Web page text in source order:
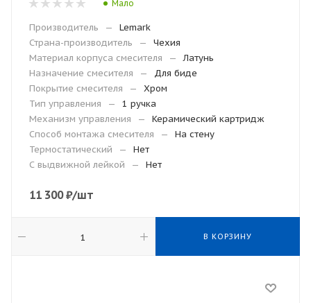
Мало
Производитель —
Lemark
Страна-производитель
—
Чехия
Материал корпуса смесителя
—
Латунь
Назначение смесителя
—
Для биде
Покрытие смесителя
—
Хром
Тип управления
—
1 ручка
Механизм управления
—
Керамический картридж
Способ монтажа смесителя
—
На стену
Термостатический
—
Нет
С выдвижной лейкой
— Нет
11 300₽/шт
В КОРЗИНУ